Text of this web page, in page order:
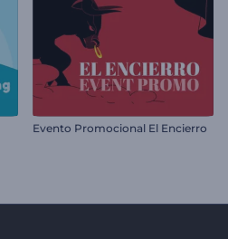
Evento Promocional El Encierro